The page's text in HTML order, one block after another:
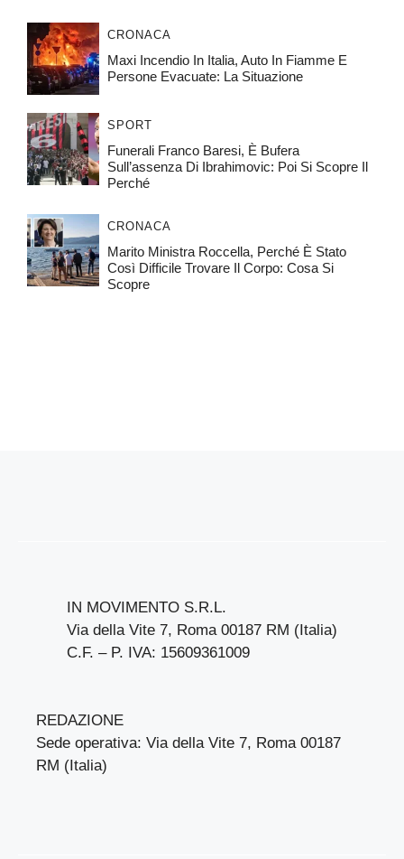
CRONACA
Maxi Incendio In Italia, Auto In Fiamme E
Persone Evacuate: La Situazione
SPORT
Funerali Franco Baresi, È Bufera
Sull’assenza Di Ibrahimovic: Poi Si Scopre Il
Perché
CRONACA
Marito Ministra Roccella, Perché È Stato
Così Difficile Trovare Il Corpo: Cosa Si
Scopre
IN MOVIMENTO S.R.L.
Via della Vite 7, Roma 00187 RM (Italia)
C.F. – P. IVA: 15609361009
REDAZIONE
Sede operativa: Via della Vite 7, Roma 00187
RM (Italia)